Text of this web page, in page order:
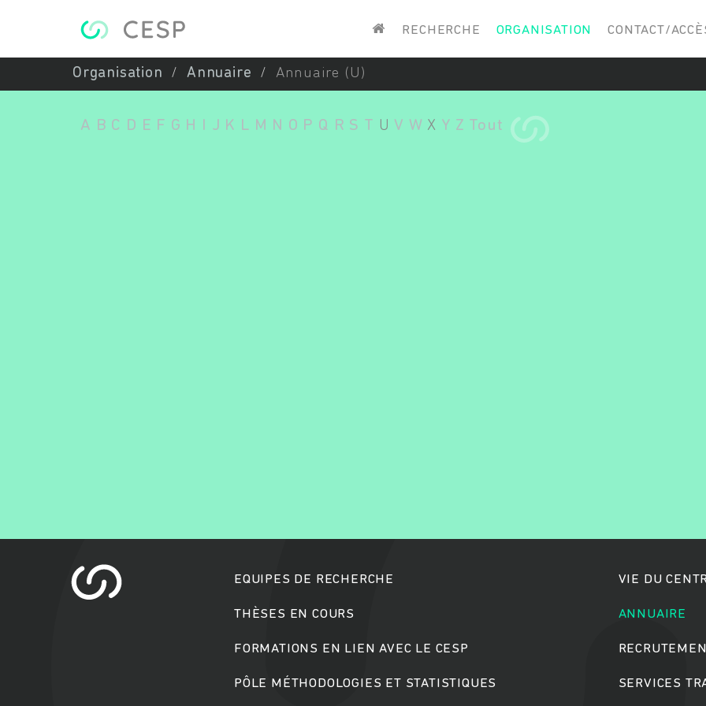
RECHERCHE ORGANISATION CONTACT/
Organisation Annuaire Annuaire (U)
A B C D E F G H J K L M N O P Q R S T U V W X Y Z Tout
EQUIPES DE RECHERCHE
THÈSES EN COURS
FORMATIONS EN LIEN AVEC LE CESP
PÔLE MÉTHODOLOGIES ET STATISTIQUES
VIE DU
ANNUAIRE
SERVICES